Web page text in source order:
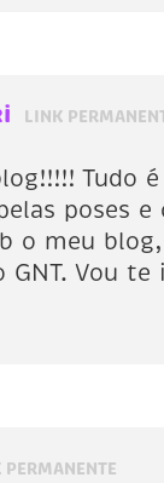
LINK
Tudo
poses e
o meu
GNT. Vou
PERMANENTE